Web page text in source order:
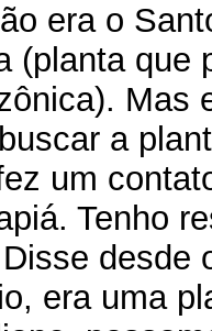
era o
(planta que
Mas
a
um
Tenho
desde
era uma